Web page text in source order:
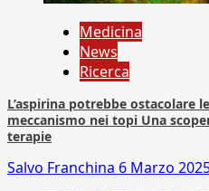
Medicina
News
Ricerca
L’aspirina potrebbe ostacolare
meccanismo nei topi Una
terapie
Salvo Franchina 6 Marzo